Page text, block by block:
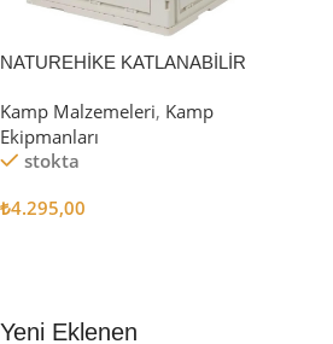
NATUREHİKE KATLANABİLİR
Kamp Malzemeleri, Kamp
Ekipmanları
stokta
₺4.295,00
Yeni Eklenen